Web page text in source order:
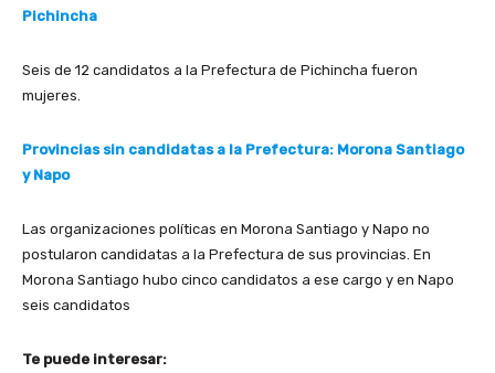
Pichincha
Seis de 12 candidatos a la Prefectura de Pichincha fueron
mujeres.
Provincias sin candidatas a la Prefectura: Morona Santiago
y Napo
Las organizaciones políticas en Morona Santiago y Napo no
postularon candidatas a la Prefectura de sus provincias. En
Morona Santiago hubo cinco candidatos a ese cargo y en Napo
seis candidatos
Te puede interesar: